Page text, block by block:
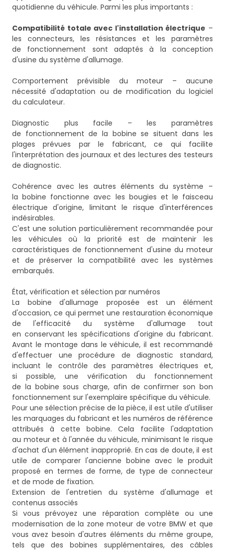
quotidienne du véhicule. Parmi les plus importants :
Compatibilité totale avec l'installation électrique –
les connecteurs, les résistances et les paramètres
de fonctionnement sont adaptés à la conception
d'usine du système d'allumage.
Comportement prévisible du moteur – aucune
nécessité d'adaptation ou de modification du logiciel
du calculateur.
Diagnostic plus facile – les paramètres
de fonctionnement de la bobine se situent dans les
plages prévues par le fabricant, ce qui facilite
l'interprétation des journaux et des lectures des testeurs
de diagnostic.
Cohérence avec les autres éléments du système –
la bobine fonctionne avec les bougies et le faisceau
électrique d'origine, limitant le risque d'interférences
indésirables.
C'est une solution particulièrement recommandée pour
les véhicules où la priorité est de maintenir les
caractéristiques de fonctionnement d'usine du moteur
et de préserver la compatibilité avec les systèmes
embarqués.
État, vérification et sélection par numéros
La bobine d'allumage proposée est un élément
d'occasion, ce qui permet une restauration économique
de l'efficacité du système d'allumage tout
en conservant les spécifications d'origine du fabricant.
Avant le montage dans le véhicule, il est recommandé
d'effectuer une procédure de diagnostic standard,
incluant le contrôle des paramètres électriques et,
si possible, une vérification du fonctionnement
de la bobine sous charge, afin de confirmer son bon
fonctionnement sur l'exemplaire spécifique du véhicule.
Pour une sélection précise de la pièce, il est utile d'utiliser
les marquages du fabricant et les numéros de référence
attribués à cette bobine. Cela facilite l'adaptation
au moteur et à l'année du véhicule, minimisant le risque
d'achat d'un élément inapproprié. En cas de doute, il est
utile de comparer l'ancienne bobine avec le produit
proposé en termes de forme, de type de connecteur
et de mode de fixation.
Extension de l'entretien du système d'allumage et
contenus associés
Si vous prévoyez une réparation complète ou une
modernisation de la zone moteur de votre BMW et que
vous avez besoin d'autres éléments du même groupe,
tels que des bobines supplémentaires, des câbles